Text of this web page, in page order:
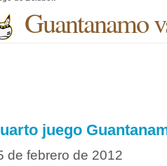
Guantanamo
juego
de febrero de 2012